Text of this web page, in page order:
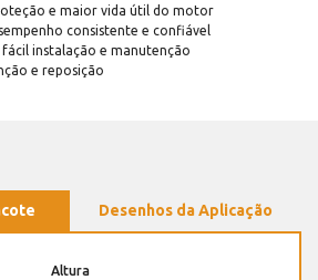
e maior vida útil do motor
consistente e confiável
instalação e manutenção
e reposição
Desenhos da Aplicação
Altura